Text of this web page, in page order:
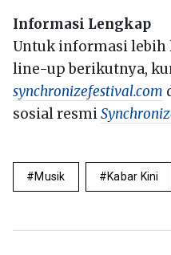
Informasi Lengkap
Untuk informasi lebih
line-up berikutnya,
synchronizefestival.com
sosial resmi
Musik Kabar Kini